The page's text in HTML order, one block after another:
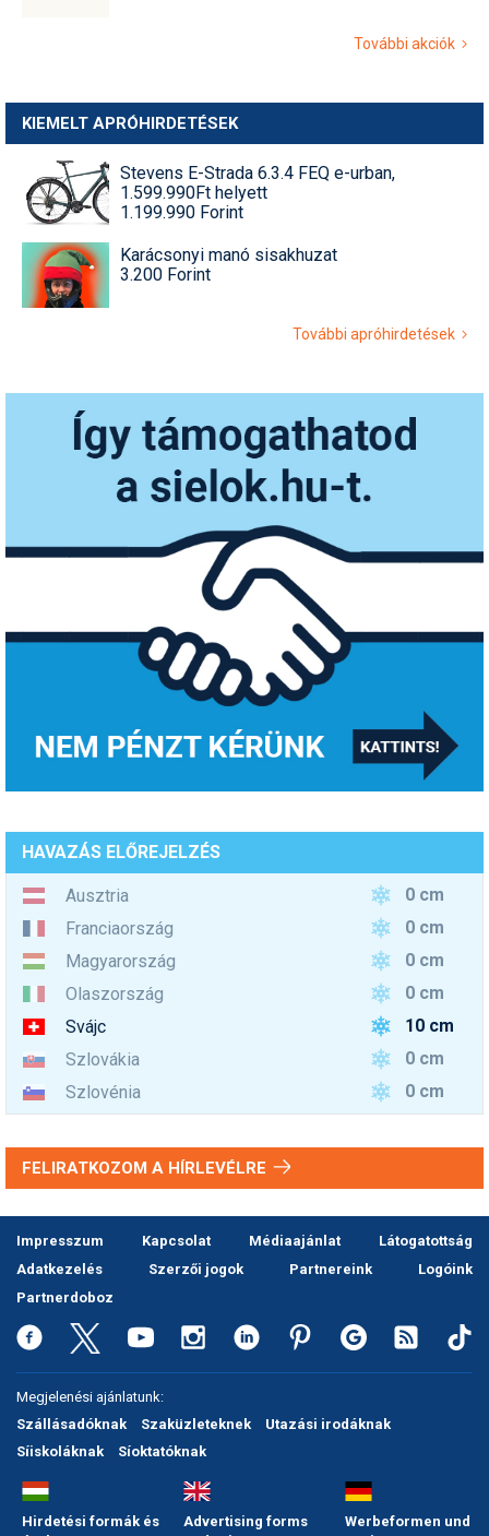
További akciók
KIEMELT APRÓHIRDETÉSEK
Stevens E-Strada 6.3.4 FEQ e-urban,
1.599.990Ft helyett
1.199.990 Forint
Karácsonyi manó sisakhuzat
3.200 Forint
További apróhirdetések
HAVAZÁS ELŐREJELZÉS
Ausztria
0 cm
Franciaország
0 cm
Magyarország
0 cm
Olaszország
0 cm
Svájc
10 cm
Szlovákia
0 cm
Szlovénia
0 cm
FELIRATKOZOM A HÍRLEVÉLRE
Impresszum Kapcsolat Médiaajánlat
Látogatottság
Adatkezelés
Szerzői jogok Partnereink
Logóink
Partnerdoboz
Megjelenési ajánlatunk:
Szállásadóknak
Szaküzleteknek
Utazási irodáknak
Síiskoláknak
Síoktatóknak
Hirdetési formák és
Advertising forms
Werbeformen und